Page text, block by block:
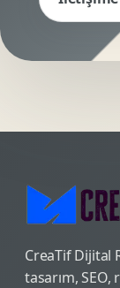
CreaTif Dijital
tasarım,